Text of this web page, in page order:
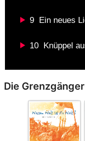
9 Ein neues
10 Knüppel
Die